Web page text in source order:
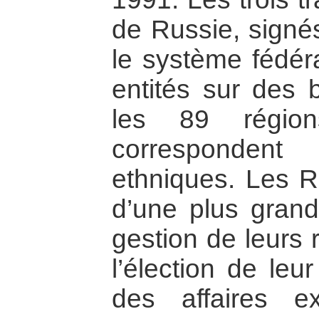
de Russie,
le système
entités sur des
les 89
ethniques. Les
d’une plus
gestion de leurs
l’élection de
des affaires